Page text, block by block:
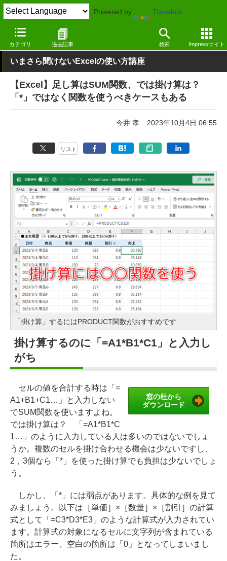
Powered by Translate
カテゴリ 過去記事 検索 Impressサイト
窓の杜 オフィス・ドキュメント Windows
いまさら聞けないExcelの使い方講座
【Excel】足し算はSUM関数、では掛け算は？
「*」ではなく関数を使うべきケースもある
今井 孝 2023年10月4日 06:55
リスト
「掛け算」するにはPRODUCT関数がおすすめです
掛け算するのに「=A1*B1*C1」と入力し
がち
窓の杜から
ダウンロード
セルの値を合計する時は「=
A1+B1+C1…」と入力しない
でSUM関数を使いますよね。
では掛け算は？ 「=A1*B1*C
1…」のように入力している人は多いのではないでしょ
うか。複数のセルを掛け合わせる機会は少ないですし、
2，3個なら「*」を使った掛け算でも負担は少ないでしょ
う。
しかし、「*」には弱点があります。具体的な例を見て
みましょう。以下は［単価］×［数量］×［割引］の計算
式として「=C3*D3*E3」のような計算式が入力されてい
ます。計算式の対象になるセルに文字列が含まれている
箇所はエラー、空白の箇所は「0」となってしまいまし
た。